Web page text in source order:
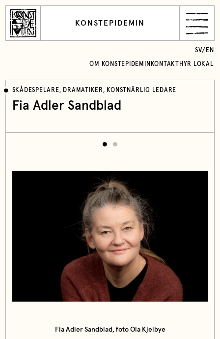
KONSTEPIDEMIN
OM KONSTEPIDEMIN KONTAKT HYR LOKAL
SV/ EN
SKÅDESPELARE, DRAMATIKER, KONSTNÄRLIG LEDARE
Fia Adler Sandblad
Fia Adler Sandblad, foto Ola Kjelbye